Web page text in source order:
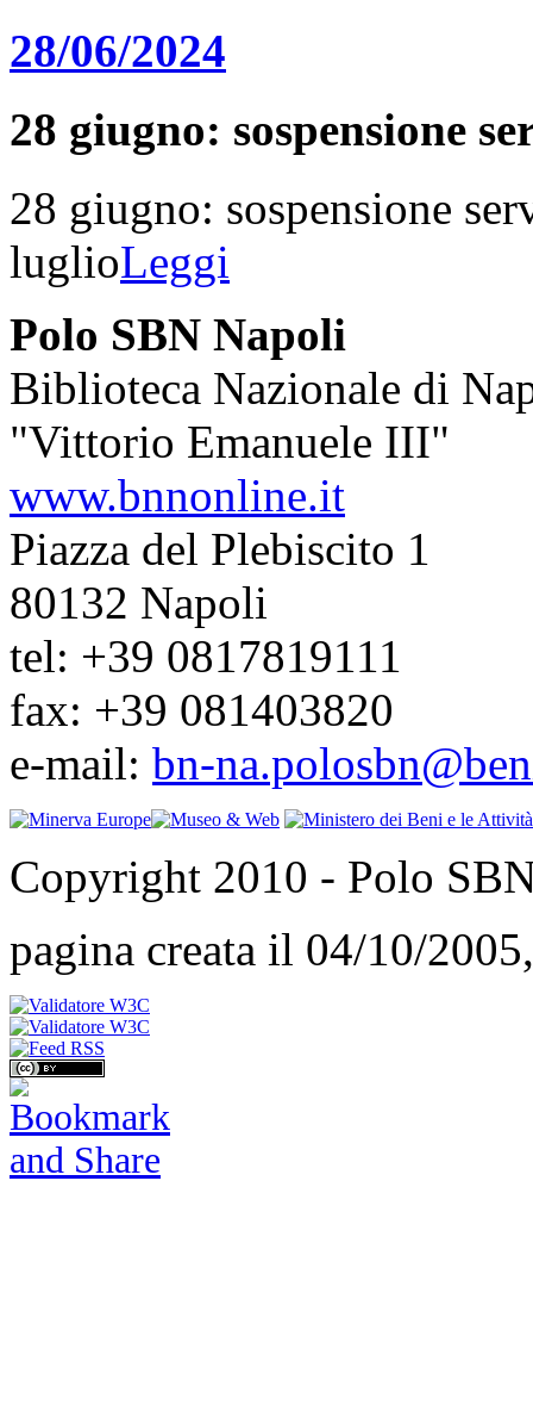
28/06/2024
28 giugno: sospensione
28 giugno: sospensione
luglioLeggi
Polo SBN Napoli
Biblioteca Nazionale di
"Vittorio Emanuele III"
www.bnnonline.it
Piazza del Plebiscito 1
80132 Napoli
tel: +39 0817819111
fax: +39 081403820
e-mail: bn-
Copyright 2010 - Polo
pagina creata il 04/10/